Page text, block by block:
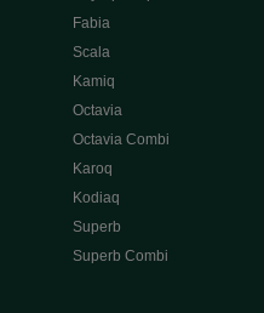
Fabia
Scala
Kamiq
Octavia
Octavia Combi
Karoq
Kodiaq
Superb
Superb Combi